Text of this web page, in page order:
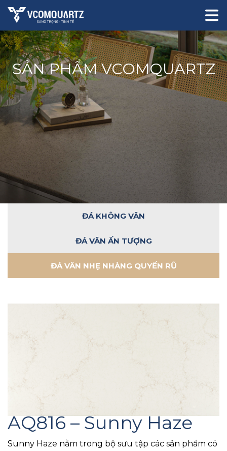
SẢN PHẨM VCOMQUARTZ
ĐÁ KHÔNG VÂN
ĐÁ VÂN ẤN TƯỢNG
ĐÁ VÂN NHẸ NHÀNG QUYẾN RŨ
AQ816 – Sunny Haze
Sunny Haze nằm trong bộ sưu tập các sản phẩm có